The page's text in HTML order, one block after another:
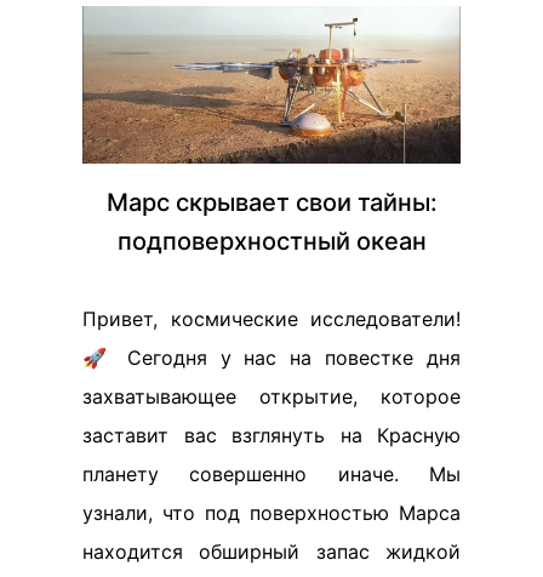
Марс скрывает свои тайны:
подповерхностный океан
Привет, космические исследователи!
🚀 Сегодня у нас на повестке дня
захватывающее открытие, которое
заставит вас взглянуть на Красную
планету совершенно иначе. Мы
узнали, что под поверхностью Марса
находится обширный запас жидкой